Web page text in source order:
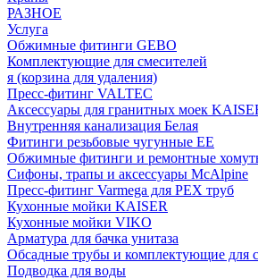
РАЗНОЕ
Услуга
Обжимные фитинги GEBO
Комплектующие для смесителей
я (корзина для удаления)
Пресс-фитинг VALTEC
Аксессуары для гранитных моек
Внутренняя канализация Белая
Фитинги резьбовые чугунные EE
Обжимные фитинги и ремонтные
Сифоны, трапы и аксессуары McAlpine
Пресс-фитинг Varmega для PEX труб
Кухонные мойки KAISER
Кухонные мойки VIKO
Арматура для бачка унитаза
Обсадные трубы и комплектующие для
Подводка для воды